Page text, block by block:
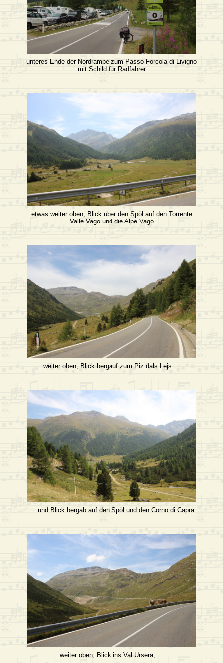
unteres Ende der Nordrampe zum Passo Forcola di Livigno
mit Schild für Radfahrer
etwas weiter oben, Blick über den Spöl auf den Torrente
Valle Vago und die Alpe Vago
weiter oben, Blick bergauf zum Piz dals Lejs …
… und Blick bergab auf den Spöl und den Corno di Capra
weiter oben, Blick ins Val Ursera, …